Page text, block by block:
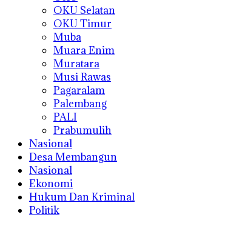
OKU Selatan
OKU Timur
Muba
Muara Enim
Muratara
Musi Rawas
Pagaralam
Palembang
PALI
Prabumulih
Nasional
Desa Membangun
Nasional
Ekonomi
Hukum Dan Kriminal
Politik